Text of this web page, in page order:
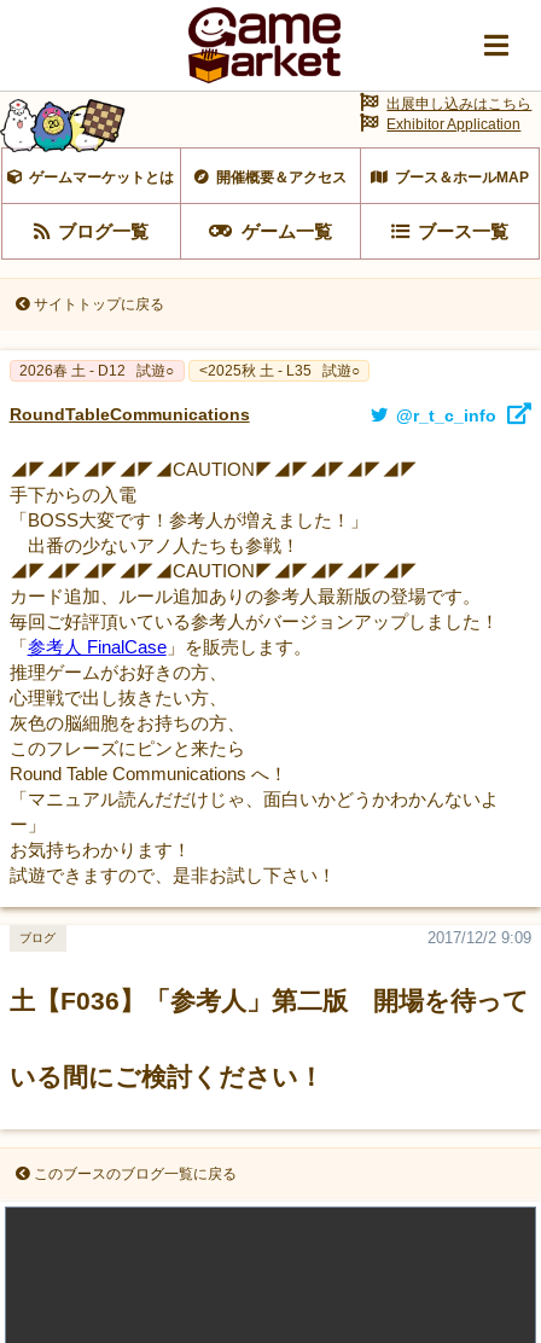
ゲームマーケットとは 開催概要＆アクセス ブース＆ホールMAP
ブログ一覧 ゲーム一覧 ブース一覧
出展申し込みはこちら
Exhibitor Application
サイトトップに戻る
2026春 土 - D12 試遊○ <2025秋 土 - L35 試遊○
RoundTableCommunications @r_t_c_info
◢◤◢◤◢◤◢◤◢CAUTION◤◢◤◢◤◢◤◢◤
手下からの入電
「BOSS大変です！参考人が増えました！」
出番の少ないアノ人たちも参戦！
◢◤◢◤◢◤◢◤◢CAUTION◤◢◤◢◤◢◤◢◤
カード追加、ルール追加ありの参考人最新版の登場です。
毎回ご好評頂いている参考人がバージョンアップしました！
「参考人 FinalCase」を販売します。
推理ゲームがお好きの方、
心理戦で出し抜きたい方、
灰色の脳細胞をお持ちの方、
このフレーズにピンと来たら
Round Table Communications へ！
「マニュアル読んだだけじゃ、面白いかどうかわかんないよ
ー」
お気持ちわかります！
試遊できますので、是非お試し下さい！
土【F036】「参考人」第二版 開場を待って
いる間にご検討ください！
2017/12/2 9:09
ブログ
このブースのブログ一覧に戻る